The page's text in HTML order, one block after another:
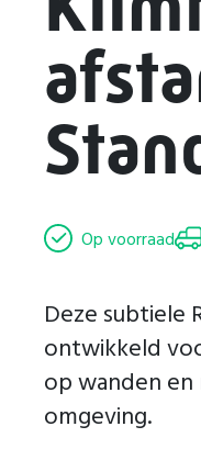
Op voorraad
Deze subtiele
ontwikkeld
op wanden en
omgeving.